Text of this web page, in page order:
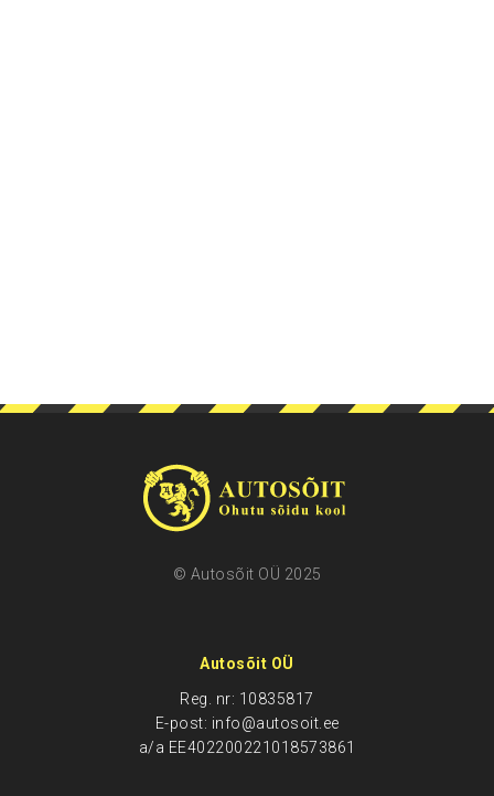
© Autosõit OÜ 2025
Autosõit OÜ
Reg. nr: 10835817
E-post: info@autosoit.ee
a/a EE402200221018573861